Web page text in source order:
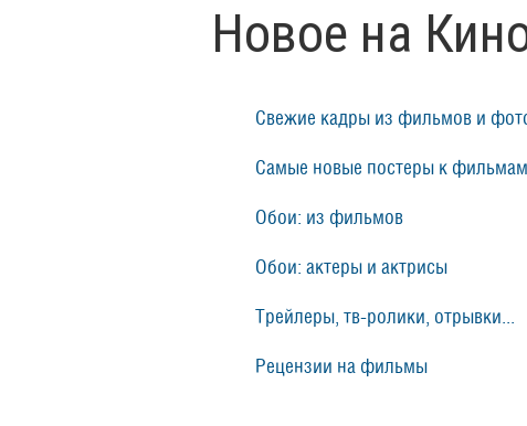
Новое на
Свежие кадры из фильмов и
Самые новые постеры к фильмам
Обои: из фильмов
Обои: актеры и актрисы
Трейлеры, тв-ролики, отрывки...
Рецензии на фильмы